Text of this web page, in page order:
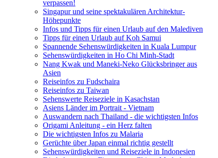
verpassen!
Singapur und seine spektakulären Architektur-
Höhepunkte
Infos und Tipps für einen Urlaub auf den Malediven
Tipps für einen Urlaub auf Koh Samui
Spannende Sehenswürdigkeiten in Kuala Lumpur
Sehenswürdigkeiten in Ho Chi Minh-Stadt
Nang Kwak und Maneki-Neko Glücksbringer aus
Asien
Reiseinfos zu Fudschaira
Reiseinfos zu Taiwan
Sehenswerte Reiseziele in Kasachstan
Asiens Länder im Portrait - Vietnam
Auswandern nach Thailand - die wichtigsten Infos
Origami Anleitung - ein Herz falten
Die wichtigsten Infos zu Malaria
Gerüchte über Japan einmal richtig gestellt
Sehenswürdigkeiten und Reiseziele in Indonesien